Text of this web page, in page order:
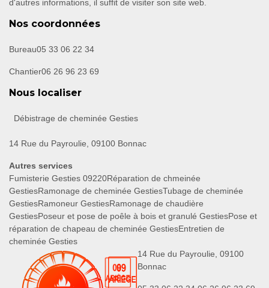
d'autres informations, il suffit de visiter son site web.
Nos coordonnées
Bureau05 33 06 22 34
Chantier06 26 96 23 69
Nous localiser
Débistrage de cheminée Gesties
14 Rue du Payroulie, 09100 Bonnac
Autres services
Fumisterie Gesties 09220Réparation de chmeinée
GestiesRamonage de cheminée GestiesTubage de cheminée
GestiesRamoneur GestiesRamonage de chaudière
GestiesPoseur et pose de poêle à bois et granulé GestiesPose et
réparation de chapeau de cheminée GestiesEntretien de
cheminée Gesties
14 Rue du Payroulie, 09100
Bonnac